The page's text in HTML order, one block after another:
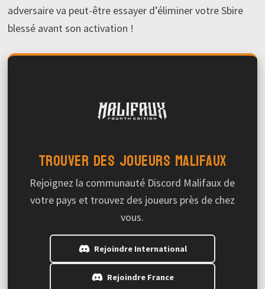
adversaire va peut-être essayer d’éliminer votre Sbire
blessé avant son activation !
Trouver des joueurs Malifaux
Rejoignez la communauté Discord Malifaux de
votre pays et trouvez des joueurs près de chez
vous.
Rejoindre International
Rejoindre France